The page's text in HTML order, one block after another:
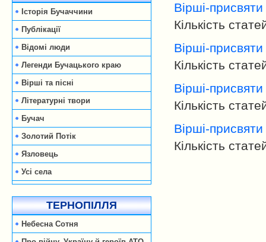
Історія Бучаччини
Публікації
Відомі люди
Легенди Бучацького краю
Вірші та пісні
Літературні твори
Бучач
Золотий Потік
Язловець
Усі села
ТЕРНОПІЛЛЯ
Небесна Сотня
Вірші-
Кількість
Вірші-
Кількість
Вірші-
Кількість
Вірші-
Кількість